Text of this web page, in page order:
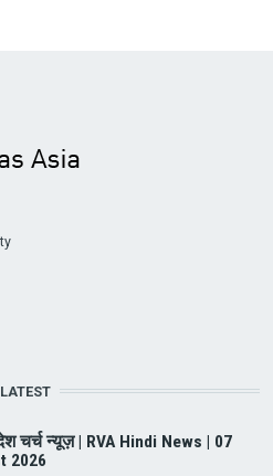
LATEST
चर्च न्यूज़ | RVA Hindi News | 07
2026